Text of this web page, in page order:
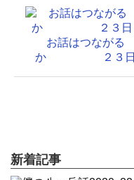
お話はつながる
か ２３日
新着記事